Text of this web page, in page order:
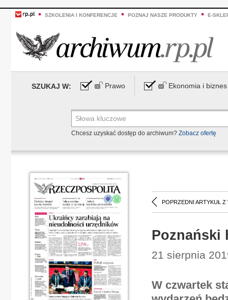
SZKOLENIA I KONFERENCJE POZNAJ NASZE PRODUKTY E-
SZUKAJ W: Prawo Ekonomia i biznes
Chcesz uzyskać dostęp do archiwum? Zobacz ofertę
POPRZEDNI ARTYKUŁ Z
Poznański
21 sierpnia
W czwartek